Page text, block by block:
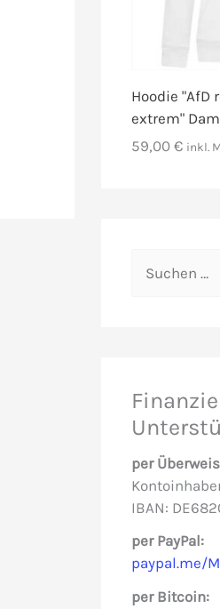
Hoodie
extrem"
59,00 € inkl.
n
a
c
h
:
per
IBAN:
per PayPal:
paypal.me/
per Bitcoin: